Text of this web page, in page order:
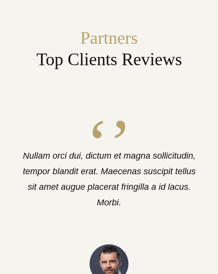
Partners
Top Clients Reviews
Nullam orci dui, dictum et magna sollicitudin,
tempor blandit erat. Maecenas suscipit tellus
sit amet augue placerat fringilla a id lacus.
Morbi.